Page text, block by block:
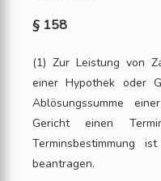
§ 158
(1) Zur Leistung von
einer Hypothek oder
Ablösungssumme
Gericht einen
Terminsbestimmung
beantragen.